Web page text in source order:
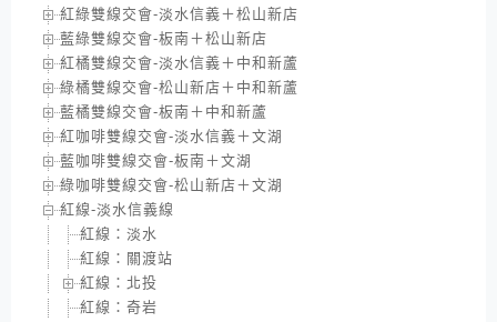
紅綠雙線交會-淡水信義＋松山新店
藍綠雙線交會-板南＋松山新店
紅橘雙線交會-淡水信義＋中和新蘆
綠橘雙線交會-松山新店＋中和新蘆
藍橘雙線交會-板南＋中和新蘆
紅咖啡雙線交會-淡水信義＋文湖
藍咖啡雙線交會-板南＋文湖
綠咖啡雙線交會-松山新店＋文湖
紅線-淡水信義線
紅線：淡水
紅線：關渡站
紅線：北投
紅線：奇岩